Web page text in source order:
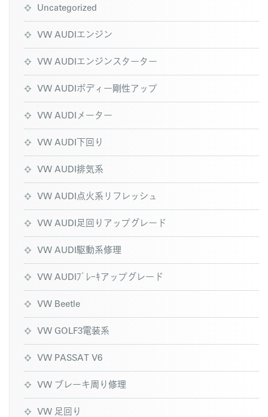
Uncategorized
VW AUDIエンジン
VW AUDIエンジンスターター
VW AUDIボディー剛性アップ
VW AUDIメーター
VW AUDI下回り
VW AUDI排気系
VW AUDI点火系リフレッシュ
VW AUDI足回りアップグレード
VW AUDI駆動系修理
VW AUDIﾌﾞﾚｰｷアップグレード
VW Beetle
VW GOLF3電装系
VW PASSAT V6
VW ブレーキ周り修理
VW 足回り